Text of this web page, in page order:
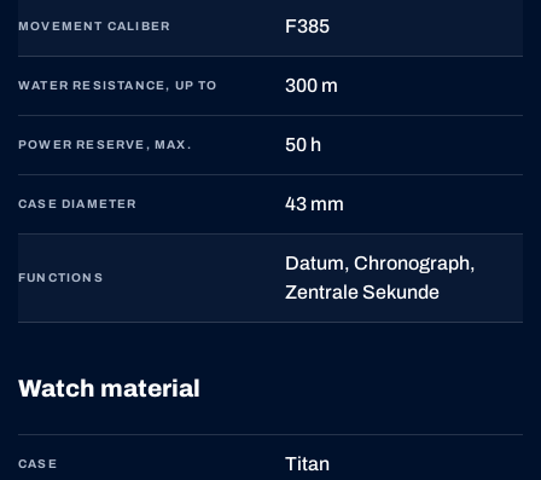
MOVEMENT CALIBER F385
WATER RESISTANCE, UP TO 300 m
POWER RESERVE, MAX. 50 h
CASE DIAMETER 43 mm
FUNCTIONS
Datum, Chronograph,
Zentrale Sekunde
Watch material
CASE Titan